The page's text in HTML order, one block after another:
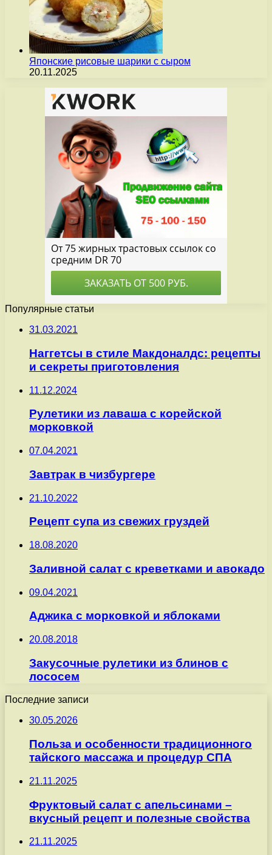
Японские рисовые шарики с сыром
20.11.2025
Популярные статьи
31.03.2021
Наггетсы в стиле Макдоналдс: рецепты
и секреты приготовления
11.12.2024
Рулетики из лаваша с корейской
морковкой
07.04.2021
Завтрак в чизбургере
21.10.2022
Рецепт супа из свежих груздей
18.08.2020
Заливной салат с креветками и авокадо
09.04.2021
Аджика с морковкой и яблоками
20.08.2018
Закусочные рулетики из блинов с
лососем
Последние записи
30.05.2026
Польза и особенности традиционного
тайского массажа и процедур СПА
21.11.2025
Фруктовый салат с апельсинами –
вкусный рецепт и полезные свойства
21.11.2025